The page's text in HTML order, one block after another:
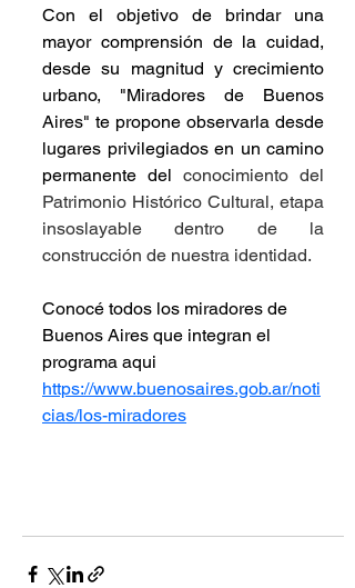
Con el objetivo de brindar una
mayor comprensión de la cuidad,
desde su magnitud y crecimiento
urbano, "Miradores de Buenos
Aires" te propone observarla desde
lugares privilegiados en un camino
permanente del conocimiento del
Patrimonio Histórico Cultural, etapa
insoslayable dentro de la
construcción de nuestra identidad.
Conocé todos los miradores de
Buenos Aires que integran el
programa aqui
https://www.buenosaires.gob.ar/noti
cias/los-miradores